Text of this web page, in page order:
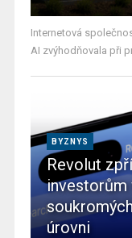
Internetová
AI zvýhodňovala při
BYZNYS
Revolut
investorům
úrovni